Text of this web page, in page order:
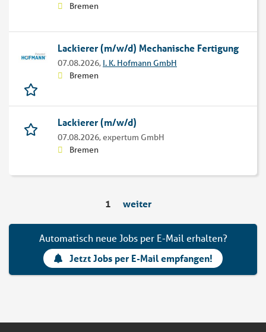
Bremen
Lackierer (m/w/d) Mechanische Fertigung
07.08.2026, I. K. Hofmann GmbH
Bremen
Lackierer (m/w/d)
07.08.2026,expertum GmbH
Bremen
1 weiter
Automatisch neue Jobs per E-Mail erhalten?
Jetzt Jobs per E-Mail empfangen!